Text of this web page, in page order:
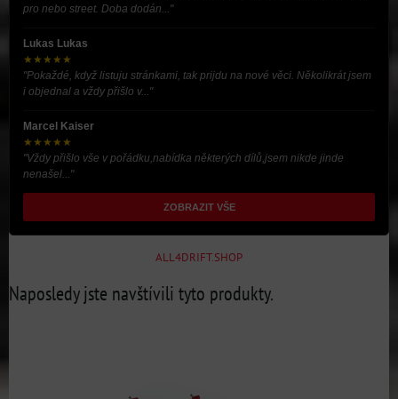
pro nebo street. Doba dodán..."
Lukas Lukas
★★★★★
"Pokaždé, když listuju stránkami, tak prijdu na nové věci. Několikrát jsem
i objednal a vždy přišlo v..."
Marcel Kaiser
★★★★★
"Vždy přišlo vše v pořádku,nabídka některých dílů,jsem nikde jinde
nenašel..."
ZOBRAZIT VŠE
ALL4DRIFT.SHOP
Naposledy jste navštívili tyto produkty.